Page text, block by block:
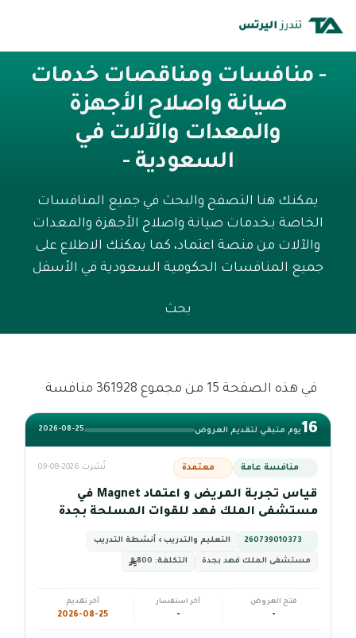
- منافسات ومناقصات خدمات
صيانة واصلاح الأجهزة
والمعدات والآلات في
السعودية -
يمكنك هنا التصفح والبحث في جميع المنافسات
الخاصة بـخدمات صيانة واصلاح الأجهزة والمعدات
والآلات من منصة اعتماد، كما يمكنك الاطلاع على
جميع المنافسات الحكومية السعودية في الأسفل
بحث
في هذه الصفحة 15 من مجموع 361928 منافسة
16يوم متبقي لتقديم العروض 2026-08-25
منافسة عامة معتمدة نُشرت 2026-08-09
قياس تجربة المريض و اعتماد Magnet في
مستشفى الملك فهد للقوات المسلحة بجدة
260739010373 التعليم والتدريب › أنشطة التدريب
مستشفى الملك فهد بجدة التكلفة:
فتح العروض
-
آخر استفسار
-
آخر تقديم
2026-08-25